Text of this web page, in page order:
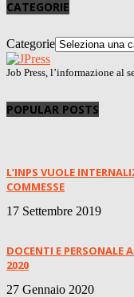
CATEGORIE
Categorie
Job Press, l’informazione al
POPULAR POSTS
L’INPS VUOLE
COMMESSE
17 Settembre 2019
DOCENTI E PERSONALE
2020
27 Gennaio 2020